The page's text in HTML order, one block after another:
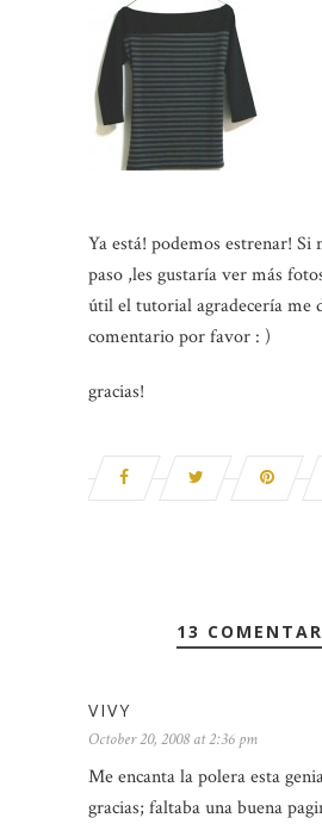
Ya está! podemos estrenar! Si
paso ,les gustaría ver más
útil el tutorial agradecería me
comentario por favor : )
gracias!
13
VIVY
October 20, 2008 at 2:36 pm
Me encanta la polera esta
gracias; faltaba una buena